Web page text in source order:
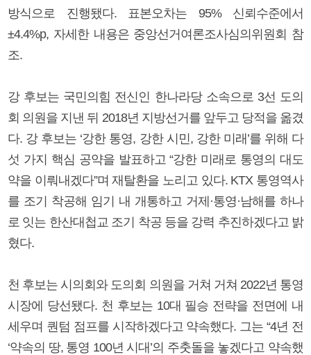
방식으로 진행됐다. 표본오차는 95% 신뢰수준에서
±4.4%p, 자세한 내용은 중앙선거여론조사심의위원회 참
조.
강 후보는 국민의힘 전신인 한나라당 소속으로 3선 도의
회 의원을 지낸 뒤 2018년 지방선거를 앞두고 당적을 옮겼
다. 강 후보는 ‘강한 통영, 강한 시민, 강한 미래’를 위해 다
섯 가지 핵심 공약을 발표하고 “강한 미래로 통영의 대도
약을 이뤄내겠다”며 재탈환을 노리고 있다. KTX 통영역사
를 조기 착공해 임기 내 개통하고 거제·통영·남해를 하나
로 잇는 한산대첩교 조기 착공 등을 강력 추진하겠다고 밝
혔다.
천 후보는 시의회와 도의회 의원을 거쳐 거쳐 2022년 통영
시장에 당선됐다. 천 후보는 10대 필승 전략을 전면에 내
세우며 퀀텀 점프를 시작하겠다고 약속했다. 그는 “4년 전
‘약속의 땅, 통영 100년 시대’의 주춧돌을 놓겠다고 약속했